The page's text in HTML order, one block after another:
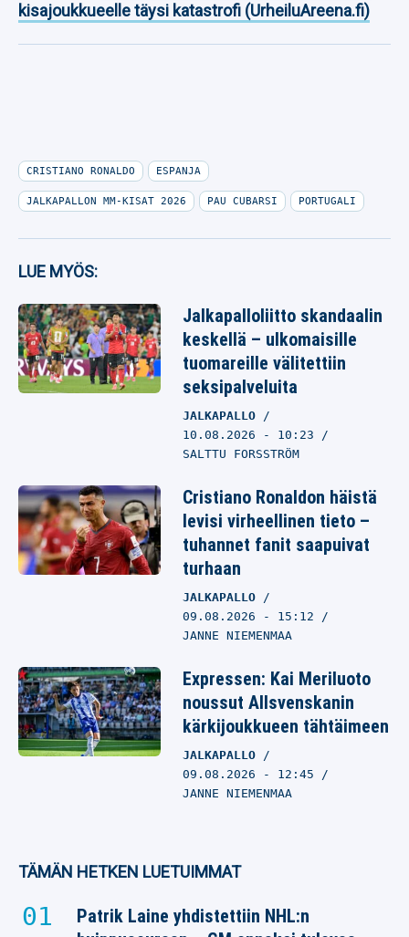
kisajoukkueelle täysi katastrofi (UrheiluAreena.fi)
CRISTIANO RONALDO ESPANJA
JALKAPALLON MM-KISAT 2026 PAU CUBARSI PORTUGALI
LUE MYÖS:
Jalkapalloliitto skandaalin
keskellä – ulkomaisille
tuomareille välitettiin
seksipalveluita
JALKAPALLO
10.08.2026 - 10:23
SALTTU FORSSTRÖM
Cristiano Ronaldon häistä
levisi virheellinen tieto –
tuhannet fanit saapuivat
turhaan
JALKAPALLO
09.08.2026 - 15:12
JANNE NIEMENMAA
Expressen: Kai Meriluoto
noussut Allsvenskanin
kärkijoukkueen tähtäimeen
JALKAPALLO
09.08.2026 - 12:45
JANNE NIEMENMAA
TÄMÄN HETKEN LUETUIMMAT
Patrik Laine yhdistettiin NHL:n